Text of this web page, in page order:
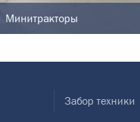
Минитракторы
Забор техники